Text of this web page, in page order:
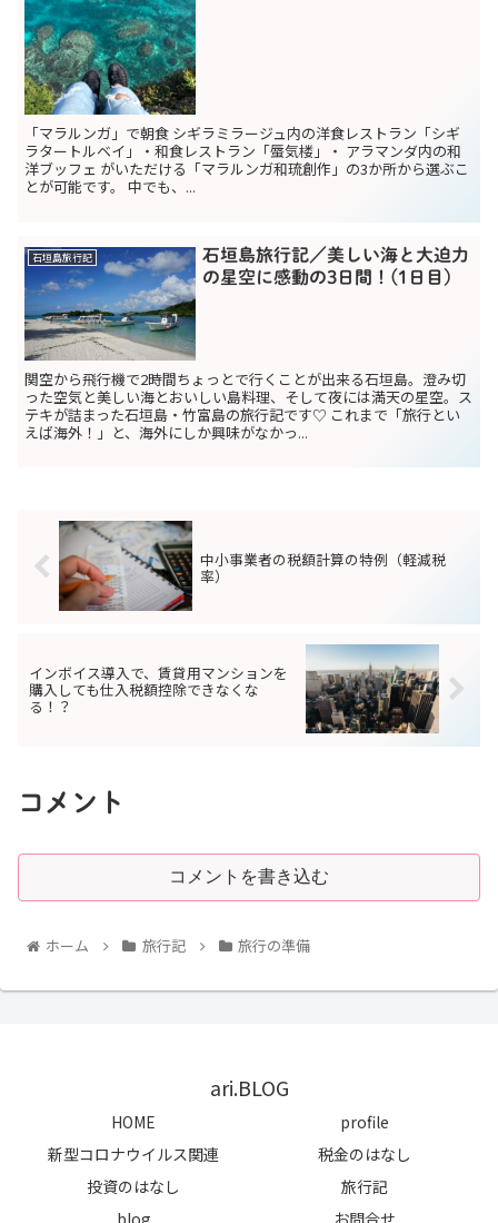
「マラルンガ」で朝食 シギラミラージュ内の洋食レストラン「シギ
ラタートルベイ」・和食レストラン「蜃気楼」・ アラマンダ内の和
洋ブッフェ がいただける「マラルンガ和琉創作」の3か所から選ぶこ
とが可能です。 中でも、...
石垣島旅行記
石垣島旅行記／美しい海と大迫力
の星空に感動の3日間！(1日目）
関空から飛行機で2時間ちょっとで行くことが出来る石垣島。澄み切
った空気と美しい海とおいしい島料理、そして夜には満天の星空。ス
テキが詰まった石垣島・竹富島の旅行記です♡ これまで「旅行とい
えば海外！」と、海外にしか興味がなかっ...
中小事業者の税額計算の特例（軽減税
率）
インボイス導入で、賃貸用マンションを
購入しても仕入税額控除できなくな
る！？
コメント
コメントを書き込む
ホーム 旅行記 旅行の準備
ari.BLOG
HOME
profile
新型コロナウイルス関連
税金のはなし
投資のはなし
旅行記